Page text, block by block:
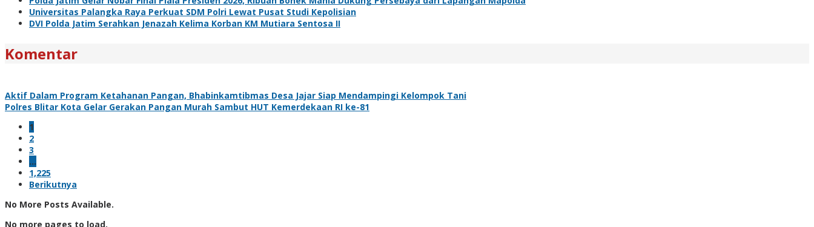
Universitas Palangka Raya Perkuat SDM Polri Lewat Pusat Studi Kepolisian
DVI Polda Jatim Serahkan Jenazah Kelima Korban KM Mutiara Sentosa II
Komentar
Aktif Dalam Program Ketahanan Pangan, Bhabinkamtibmas Desa Jajar Siap Mendampingi Kelompok Tani
Polres Blitar Kota Gelar Gerakan Pangan Murah Sambut HUT Kemerdekaan RI ke-81
1
2
3
…
1,225
Berikutnya
No More Posts Available.
No more pages to load.